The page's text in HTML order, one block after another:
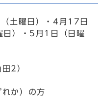
土曜日）・4月17日
日）・5月1日（日曜
2）
か）の方